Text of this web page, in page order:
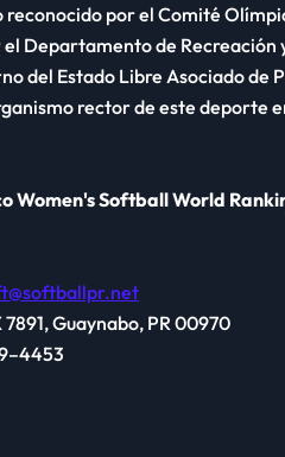
reconocido por el Comité
el Departamento de Recreación
del Estado Libre Asociado de
rector de este deporte
Women's Softball World
7891, Guaynabo, PR 00970